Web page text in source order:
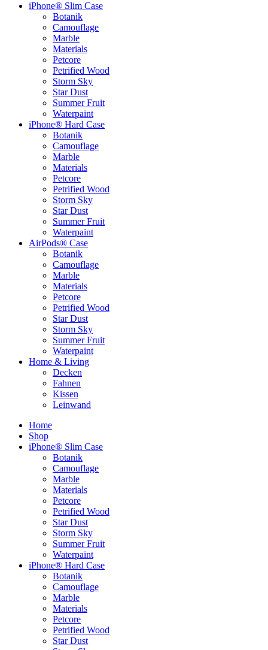
iPhone® Slim Case
Botanik
Camouflage
Marble
Materials
Petcore
Petrified Wood
Storm Sky
Star Dust
Summer Fruit
Waterpaint
iPhone® Hard Case
Botanik
Camouflage
Marble
Materials
Petcore
Petrified Wood
Storm Sky
Star Dust
Summer Fruit
Waterpaint
AirPods® Case
Botanik
Camouflage
Marble
Materials
Petcore
Petrified Wood
Star Dust
Storm Sky
Summer Fruit
Waterpaint
Home & Living
Decken
Fahnen
Kissen
Leinwand
Home
Shop
iPhone® Slim Case
Botanik
Camouflage
Marble
Materials
Petcore
Petrified Wood
Star Dust
Storm Sky
Summer Fruit
Waterpaint
iPhone® Hard Case
Botanik
Camouflage
Marble
Materials
Petcore
Petrified Wood
Star Dust